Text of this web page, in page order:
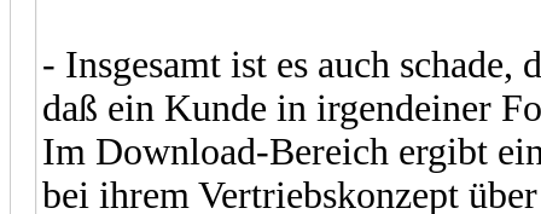
- Insgesamt ist es auch
daß ein Kunde in irgendeiner
Im Download-Bereich ergibt
bei ihrem Vertriebskonzept